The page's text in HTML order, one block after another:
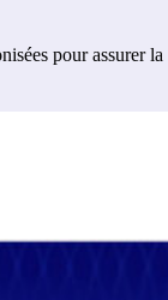
pour assurer